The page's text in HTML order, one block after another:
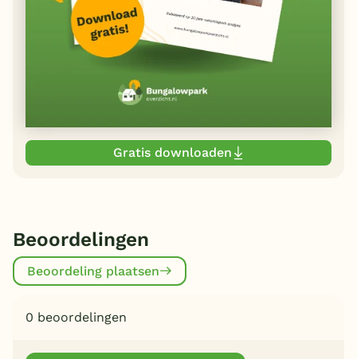
Gratis downloaden
Beoordelingen
Beoordeling plaatsen
0 beoordelingen